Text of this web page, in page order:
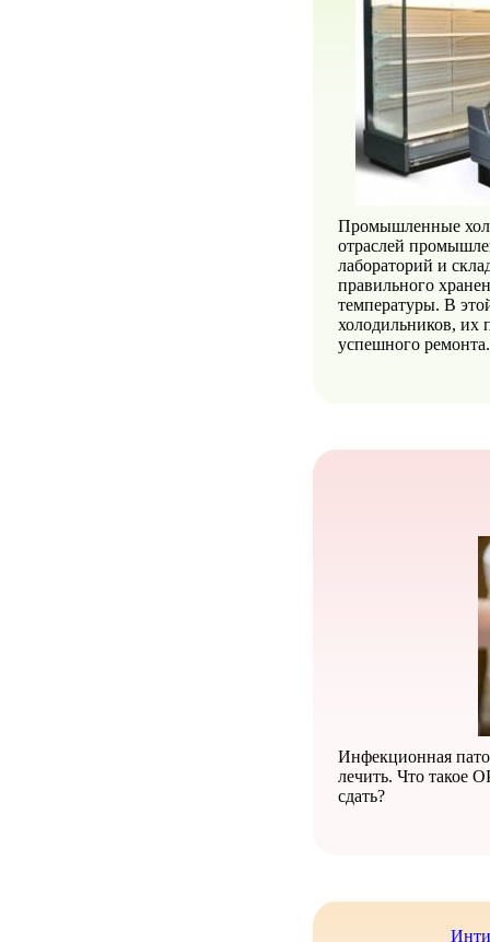
Промышленные
отраслей
лабораторий и
правильного
температуры. В
холодильников, их
успешного ремонта.
Инфекционная
лечить. Что такое
сдать?